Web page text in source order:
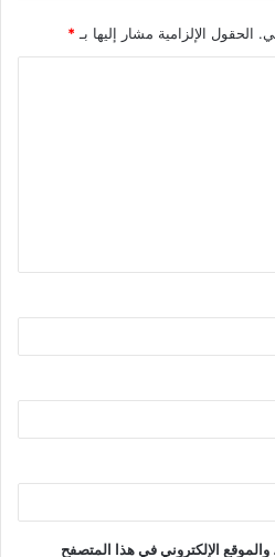
الحقول الإلزامية مشار إليها بـ*
الإلكتروني في هذا المتصفح